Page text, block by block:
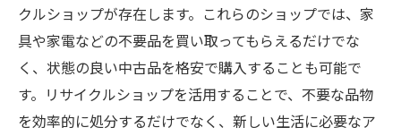
クルショップが存在します。これらのショップでは、家
具や家電などの不要品を買い取ってもらえるだけでな
く、状態の良い中古品を格安で購入することも可能で
す。リサイクルショップを活用することで、不要な品物
を効率的に処分するだけでなく、新しい生活に必要なア